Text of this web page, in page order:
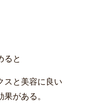
ると
スと美容に良い
果がある。